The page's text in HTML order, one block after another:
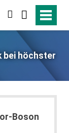
suchen
bei höchster
Boson